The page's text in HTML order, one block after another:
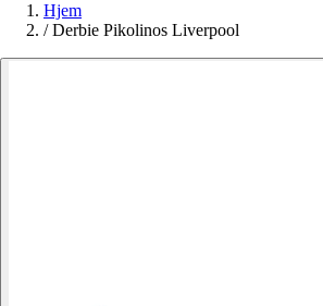
Hjem
/ Derbie Pikolinos Liverpool